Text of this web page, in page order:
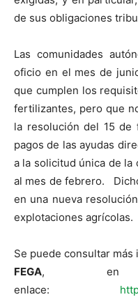
de sus obligaciones
Las comunidades
oficio en el mes de
que cumplen los
fertilizantes, pero que
la resolución del 15
pagos de las ayudas
a la solicitud única de la
al mes de febrero.
en una nueva
explotaciones agrícolas.
Se puede consultar
FEGA, en
enlace: